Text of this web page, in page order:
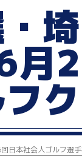
月
日本社会人ゴルフ選